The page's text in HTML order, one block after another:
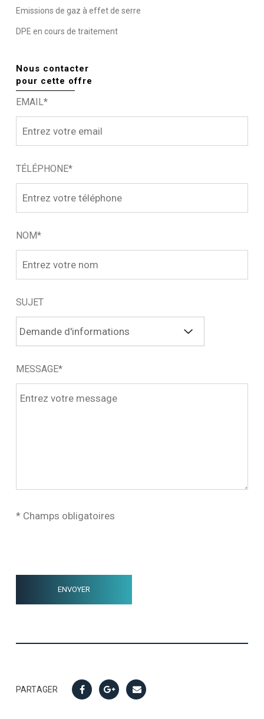
Emissions de gaz à effet de serre
DPE en cours de traitement
Nous contacter
pour cette offre
EMAIL*
TÉLÉPHONE*
NOM*
SUJET
MESSAGE*
* Champs obligatoires
PARTAGER